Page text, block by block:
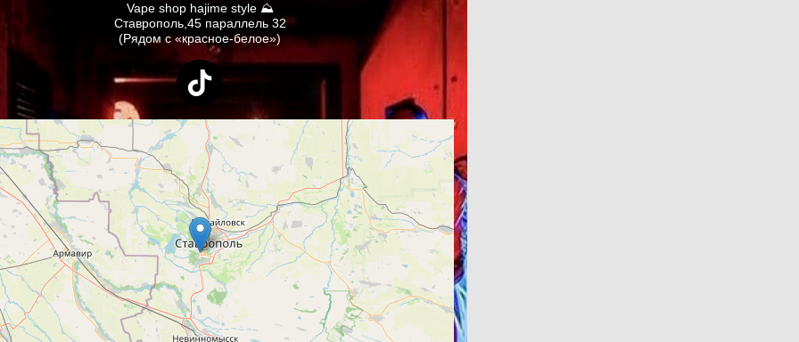
Vape shop hajime style ⛰
Ставрополь,45 параллель 32
(Рядом с «красное-белое»)